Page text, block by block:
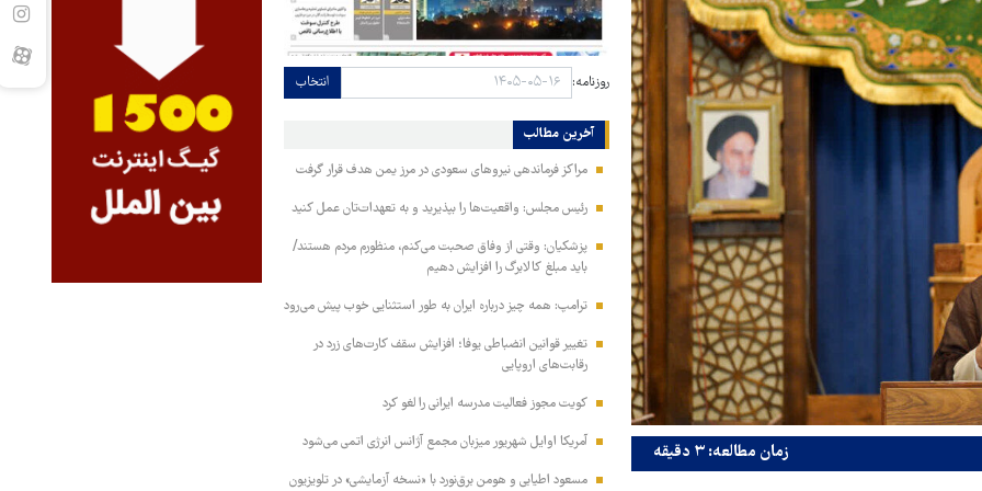
زمان مطالعه: ۳ دقیقه
روزنامه: انتخاب
آخرین مطالب
مراکز فرماندهی نیروهای سعودی در مرز یمن هدف قرار گرفت
رئیس مجلس: واقعیت‌ها را بپذیرید و به تعهدات‌تان عمل کنید
پزشکیان: وقتی از وفاق صحبت می‌کنم، منظورم مردم هستند/
باید مبلغ کالابرگ را افزایش دهیم
ترامپ: همه چیز درباره ایران به طور استثنایی خوب پیش می‌رود
تغییر قوانین انضباطی یوفا؛ افزایش سقف کارت‌های زرد در
رقابت‌های اروپایی
کویت مجوز فعالیت مدرسه ایرانی را لغو کرد
آمریکا اوایل شهریور میزبان مجمع آژانس انرژی اتمی می‌شود
مسعود اطیابی و هومن برق‌نورد با «نسخه آزمایشی» در تلویزیون